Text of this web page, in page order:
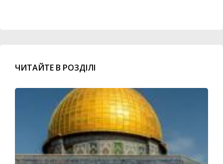
ЧИТАЙТЕ В РОЗДІЛІ